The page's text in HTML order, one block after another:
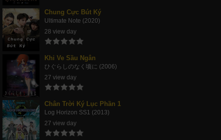
Chung Cực Bút Ký
Ultimate Note (2020)
28 view day
Khi Ve Sầu Ngân
ひぐらしのなく顷に (2006)
27 view day
Chân Trời Ký Lục Phần 1
Log Horizon SS1 (2013)
27 view day